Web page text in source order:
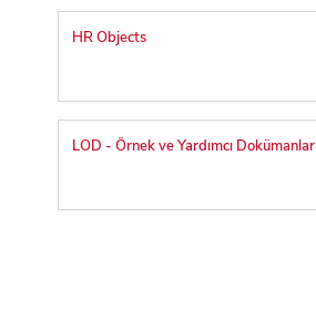
HR Objects
LOD - Örnek ve Yardımcı Dokümanlar